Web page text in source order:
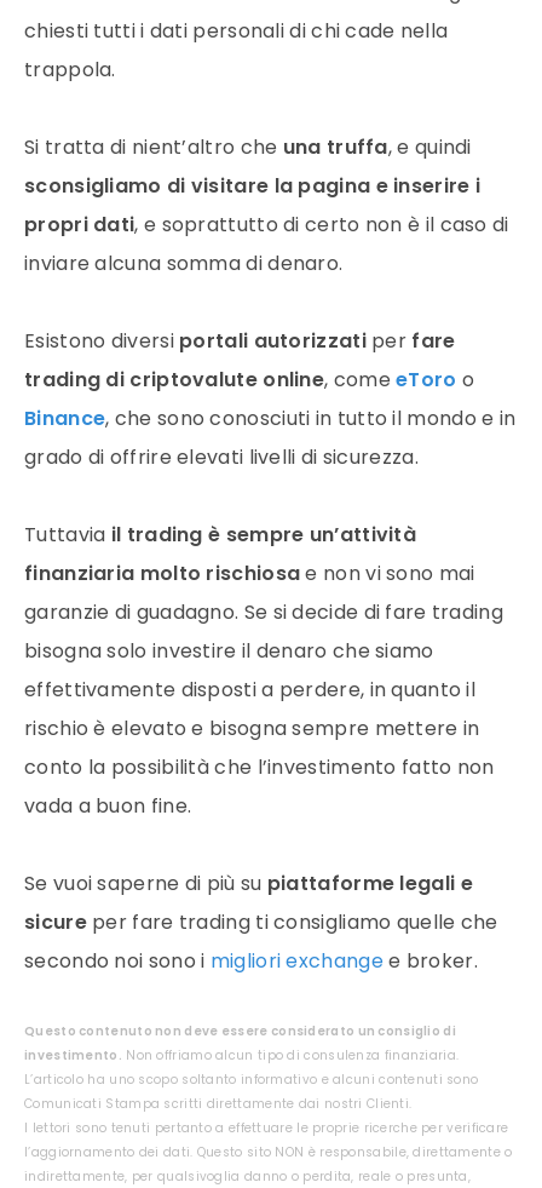
chiesti tutti i dati personali di chi cade nella
trappola.
Si tratta di nient’altro che una truffa, e quindi
sconsigliamo di visitare la pagina e inserire i
propri dati, e soprattutto di certo non è il caso di
inviare alcuna somma di denaro.
Esistono diversi portali autorizzati per fare
trading di criptovalute online, comeeToro o
Binance, che sono conosciuti in tutto il mondo e in
grado di offrire elevati livelli di sicurezza.
Tuttavia il trading è sempre un’attività
finanziaria molto rischiosae non vi sono mai
garanzie di guadagno. Se si decide di fare trading
bisogna solo investire il denaro che siamo
effettivamente disposti a perdere, in quanto il
rischio è elevato e bisogna sempre mettere in
conto la possibilità che l’investimento fatto non
vada a buon fine.
Se vuoi saperne di più su piattaforme legali e
sicure per fare trading ti consigliamo quelle che
secondo noi sono i migliori exchangee broker.
Questo contenuto non deve essere considerato un consiglio di
investimento. Non offriamo alcun tipo di consulenza finanziaria.
L’articolo ha uno scopo soltanto informativo e alcuni contenuti sono
Comunicati Stampa scritti direttamente dai nostri Clienti.
I lettori sono tenuti pertanto a effettuare le proprie ricerche per verificare
l’aggiornamento dei dati. Questo sito NON è responsabile, direttamente o
indirettamente, per qualsivoglia danno o perdita, reale o presunta,